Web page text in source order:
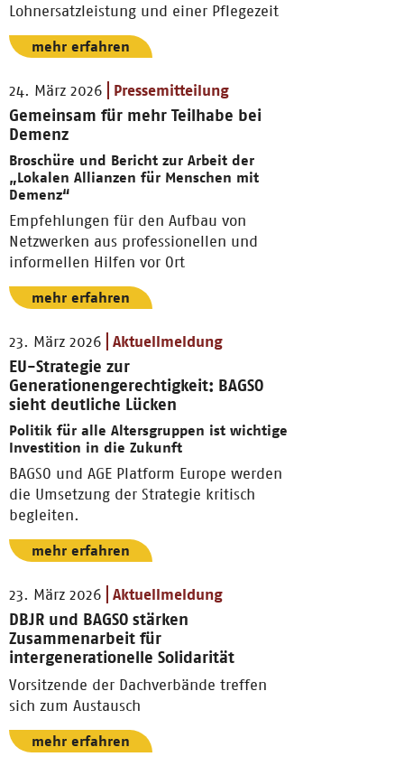
Lohnersatzleistung und einer Pflegezeit
mehr erfahren
24. März 2026 Pressemitteilung
Gemeinsam für mehr Teilhabe bei
Demenz
Broschüre und Bericht zur Arbeit der
„Lokalen Allianzen für Menschen mit
Demenz“
Empfehlungen für den Aufbau von
Netzwerken aus professionellen und
informellen Hilfen vor Ort
mehr erfahren
23. März 2026 Aktuellmeldung
EU-Strategie zur
Generationengerechtigkeit: BAGSO
sieht deutliche Lücken
Politik für alle Altersgruppen ist wichtige
Investition in die Zukunft
BAGSO und AGE Platform Europe werden
die Umsetzung der Strategie kritisch
begleiten.
mehr erfahren
23. März 2026 Aktuellmeldung
DBJR und BAGSO stärken
Zusammenarbeit für
intergenerationelle Solidarität
Vorsitzende der Dachverbände treffen
sich zum Austausch
mehr erfahren